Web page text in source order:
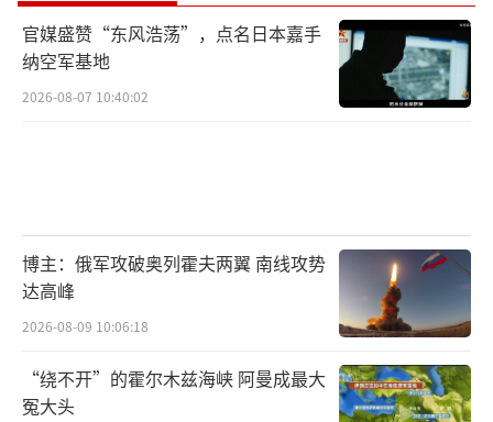
官媒盛赞“东风浩荡”，点名日本嘉手
纳空军基地
2026-08-07 10:40:02
博主：俄军攻破奥列霍夫两翼 南线攻势
达高峰
2026-08-09 10:06:18
“绕不开”的霍尔木兹海峡 阿曼成最大
冤大头